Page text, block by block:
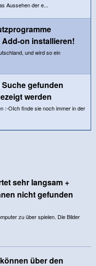
Aussehen der e...
on installieren!
und wird so ein
gefunden
werden
:-OIch finde sie noch immer in der
sehr langsam +
nicht gefunden
zu über spielen. Die Bilder
über den